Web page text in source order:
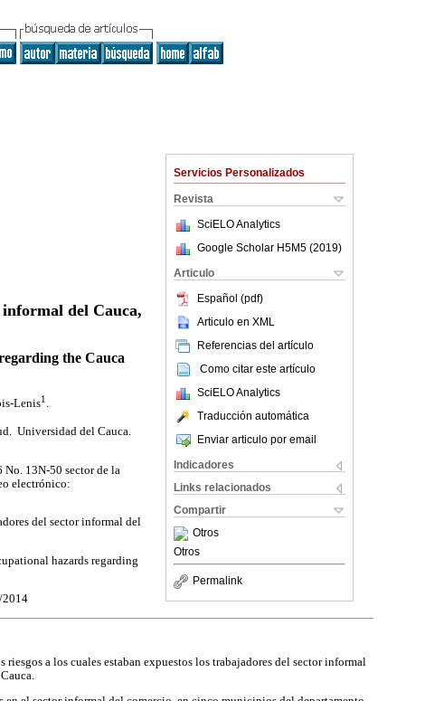
Servicios Personalizados
Revista
SciELO Analytics
Google Scholar H5M5 (2019)
Articulo
Español (pdf)
Articulo en XML
Referencias del artículo
Como citar este artículo
SciELO Analytics
Traducción automática
Enviar articulo por email
Indicadores
Links relacionados
Compartir
Otros
Otros
Permalink
del Cauca,
the Cauca
Lenis1 .
Universidad del Cauca.
13N-50 sector de la
electrónico:
del sector informal del
hazards regarding
2014
a los cuales estaban expuestos los trabajadores del sector informal